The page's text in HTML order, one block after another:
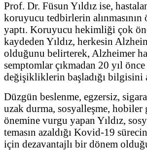
Prof. Dr. Füsun Yıldız ise,
koruyucu tedbirlerin alınmasının
yaptı. Koruyucu hekimliği çok
kaydeden Yıldız, herkesin
olduğunu belirterek, Alzheimer
semptomlar çıkmadan 20 yıl
değişikliklerin başladığı bilgisini
Düzgün beslenme, egzersiz,
uzak durma, sosyalleşme,
önemine vurgu yapan Yıldız,
temasın azaldığı Kovid-19
için dezavantajlı bir dönem